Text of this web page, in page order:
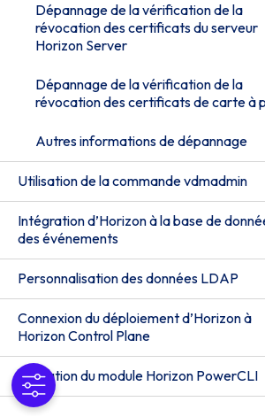
Dépannage de la vérification de la
révocation des certificats du serveur
Horizon Server
Dépannage de la vérification de la
révocation des certificats de carte à
Autres informations de dépannage
Utilisation de la commande vdmadmin
Intégration d’Horizon à la base de
des événements
Personnalisation des données LDAP
Connexion du déploiement d’Horizon à
Horizon Control Plane
Utilisation du module Horizon PowerCLI